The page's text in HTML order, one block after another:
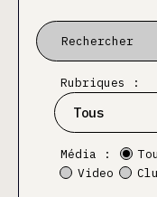
Rubriques :
Média :
Video